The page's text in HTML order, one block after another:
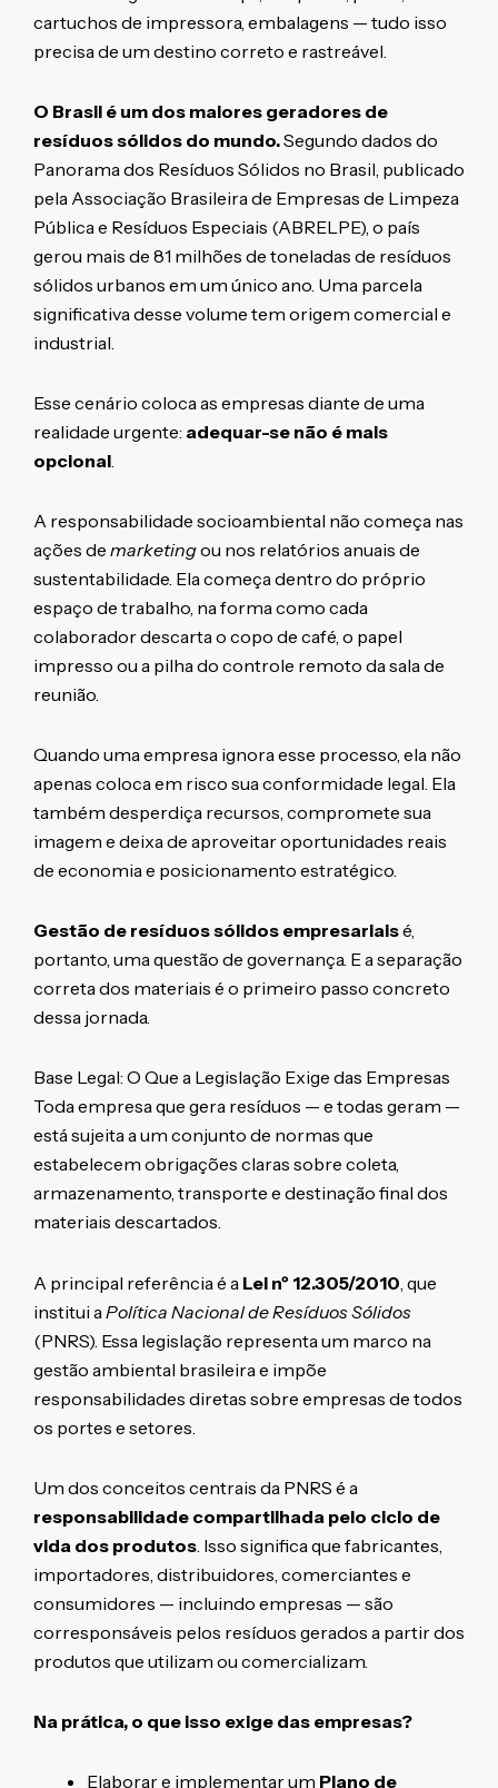
cartuchos de impressora, embalagens — tudo isso
precisa de um destino correto e rastreável.
O Brasil é um dos maiores geradores de
resíduos sólidos do mundo.Segundo dados do
Panorama dos Resíduos Sólidos no Brasil, publicado
pela Associação Brasileira de Empresas de Limpeza
Pública e Resíduos Especiais (ABRELPE), o país
gerou mais de 81 milhões de toneladas de resíduos
sólidos urbanos em um único ano. Uma parcela
significativa desse volume tem origem comercial e
industrial.
Esse cenário coloca as empresas diante de uma
realidade urgente: adequar-se não é mais
opcional.
A responsabilidade socioambiental não começa nas
ações de marketingou nos relatórios anuais de
sustentabilidade. Ela começa dentro do próprio
espaço de trabalho, na forma como cada
colaborador descarta o copo de café, o papel
impresso ou a pilha do controle remoto da sala de
reunião.
Quando uma empresa ignora esse processo, ela não
apenas coloca em risco sua conformidade legal. Ela
também desperdiça recursos, compromete sua
imagem e deixa de aproveitar oportunidades reais
de economia e posicionamento estratégico.
Gestão de resíduos sólidos empresariaisé,
portanto, uma questão de governança. E a separação
correta dos materiais é o primeiro passo concreto
dessa jornada.
Base Legal: O Que a Legislação Exige das Empresas
Toda empresa que gera resíduos — e todas geram —
está sujeita a um conjunto de normas que
estabelecem obrigações claras sobre coleta,
armazenamento, transporte e destinação final dos
materiais descartados.
A principal referência é a Lei nº 12.305/2010 , que
institui a Política Nacional de Resíduos Sólidos
(PNRS). Essa legislação representa um marco na
gestão ambiental brasileira e impõe
responsabilidades diretas sobre empresas de todos
os portes e setores.
Um dos conceitos centrais da PNRS é a
responsabilidade compartilhada pelo ciclo de
vida dos produtos. Isso significa que fabricantes,
importadores, distribuidores, comerciantes e
consumidores — incluindo empresas — são
corresponsáveis pelos resíduos gerados a partir dos
produtos que utilizam ou comercializam.
Na prática, o que isso exige das empresas?
Elaborar e implementar um Plano de